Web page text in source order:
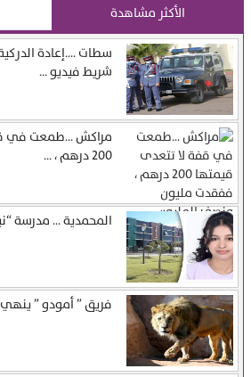
الأكثر مشاهدة
سطات ….إعادة
شريط فيديو ...
مراكش …طمعت في
200 درهم ، ...
المحمدية … مدرسة
فريق ” أمودو ” ينهي